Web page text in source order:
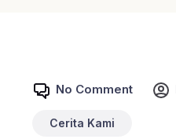
No Comment
Cerita Kami